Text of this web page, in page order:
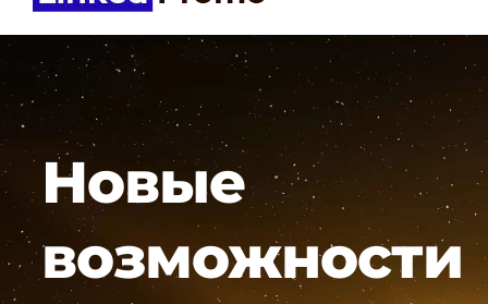
Новые
возможности